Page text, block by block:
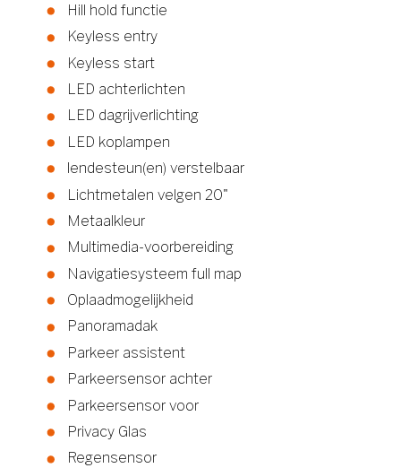
Hill hold functie
Keyless entry
Keyless start
LED achterlichten
LED dagrijverlichting
LED koplampen
lendesteun(en) verstelbaar
Lichtmetalen velgen 20"
Metaalkleur
Multimedia-voorbereiding
Navigatiesysteem full map
Oplaadmogelijkheid
Panoramadak
Parkeer assistent
Parkeersensor achter
Parkeersensor voor
Privacy Glas
Regensensor